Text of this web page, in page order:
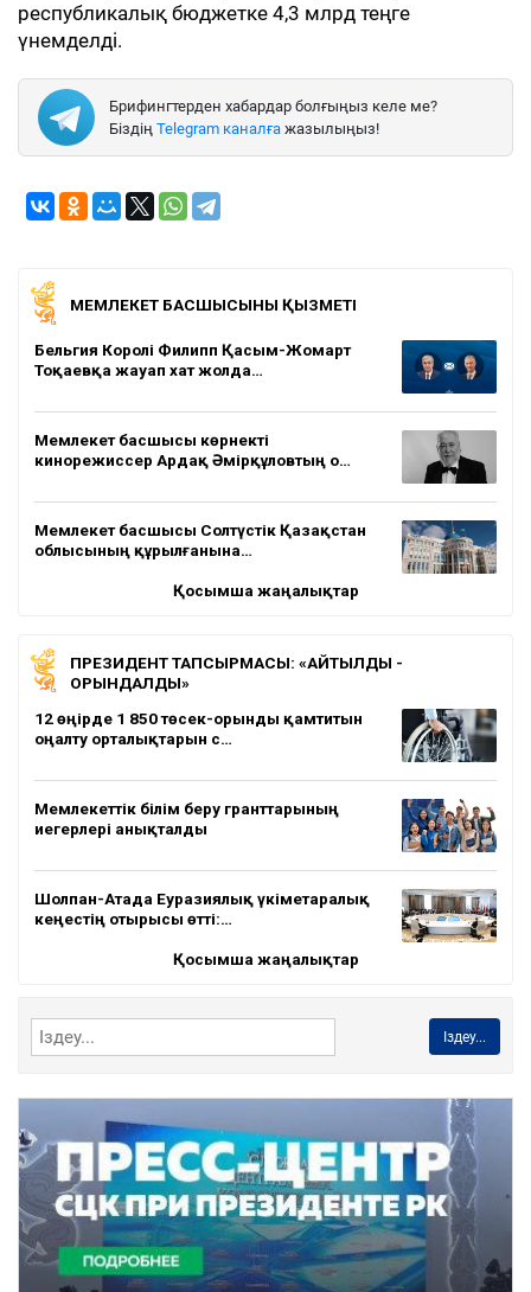
республикалық бюджетке 4,3 млрд теңге
үнемделді.
Брифингтерден хабардар болғыңыз келе ме?
Біздің Telegram каналға жазылыңыз!
МЕМЛЕКЕТ БАСШЫСЫНЫҢ ҚЫЗМЕТІ
Бельгия Королі Филипп Қасым-Жомарт
Тоқаевқа жауап хат жолда…
Мемлекет басшысы көрнекті
кинорежиссер Ардақ Әмірқұловтың о…
Мемлекет басшысы Солтүстік Қазақстан
облысының құрылғанына…
Қосымша жаңалықтар
ПРЕЗИДЕНТ ТАПСЫРМАСЫ: «АЙТЫЛДЫ -
ОРЫНДАЛДЫ»
12 өңірде 1 850 төсек-орынды қамтитын
оңалту орталықтарын с…
Мемлекеттік білім беру гранттарының
иегерлері анықталды
Шолпан-Атада Еуразиялық үкіметаралық
кеңестің отырысы өтті:…
Қосымша жаңалықтар
Іздеу...